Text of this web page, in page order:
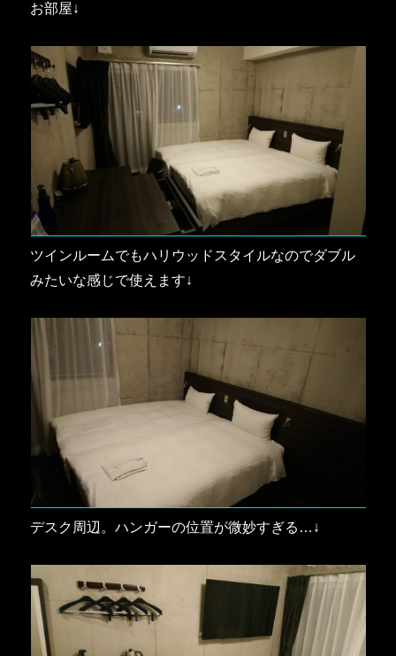
お部屋↓
ツインルームでもハリウッドスタイルなのでダブル
みたいな感じで使えます↓
デスク周辺。ハンガーの位置が微妙すぎる…↓